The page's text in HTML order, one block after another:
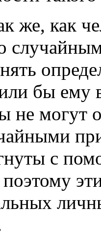
же, как
бы ему
не могут
с